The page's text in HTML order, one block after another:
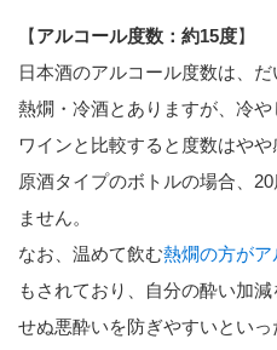
【アルコール度数：約15度】
日本酒のアルコール度数は、だ
熱燗・冷酒とありますが、冷や
ワインと比較すると度数はやや
原酒タイプのボトルの場合、
ません。
なお、温めて飲む熱燗の方がア
もされており、自分の酔い加
せぬ悪酔いを防ぎやすいといっ